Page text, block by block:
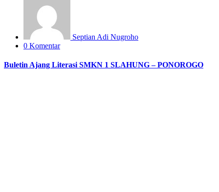
Septian Adi Nugroho
0 Komentar
Buletin Ajang Literasi SMKN 1 SLAHUNG – PONOROGO